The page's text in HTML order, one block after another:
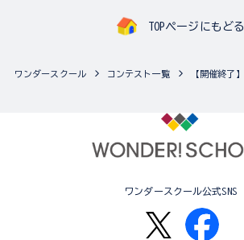
TOPページにもどる
ワンダースクール コンテスト一覧
ワンダースクール公式SNS